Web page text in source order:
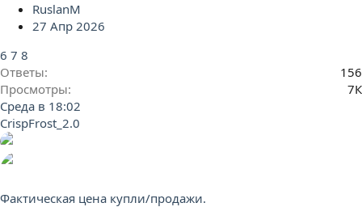
RuslanM
27 Апр 2026
6 7 8
Ответы
156
Просмотры
7К
Среда в 18:02
CrispFrost_2.0
Фактическая цена купли/продажи.